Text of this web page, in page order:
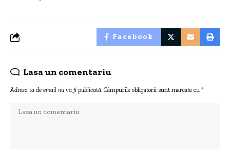
Facebook
Lasa un comentariu
Adresa ta de email nu va fi publicată. Câmpurile obligatorii sunt marcate cu *